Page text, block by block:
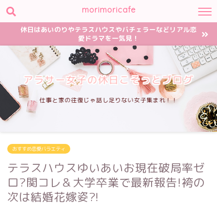
morimoricafe
休日はあいのりやテラスハウスやバチェラーなどリアル恋
愛ドラマを一気見！
アラサー女子の休日こそっとブログ
仕事と家の往復じゃ話し足りない女子集まれ！！
おすすめ恋愛バラエティ
テラスハウスゆいあいお現在破局率ゼ
ロ?関コレ＆大学卒業で最新報告!袴の
次は結婚花嫁姿?!